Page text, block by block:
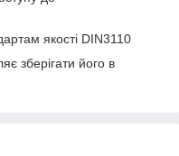
якості DIN3110
зберігати його в